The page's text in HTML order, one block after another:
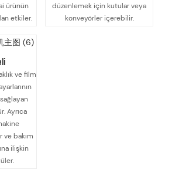
ürünün
etkiler.
düzenlemek için kutular veya
konveyörler içerebilir.
ve film
Ayrıca
bakım
ilişkin